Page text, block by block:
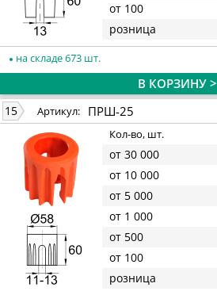
от 100
розница
на складе 673 шт.
В КОРЗИНУ >
15 Артикул: ПРШ-25
Кол-во, шт.
от 30 000
от 10 000
от 5 000
от 1 000
от 500
от 100
розница